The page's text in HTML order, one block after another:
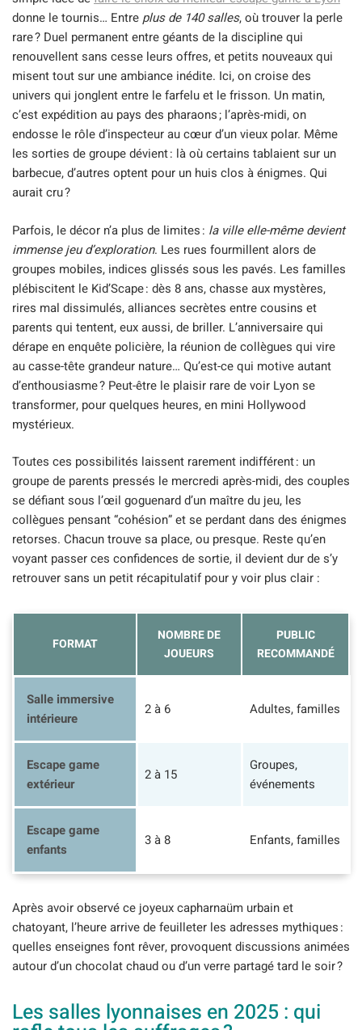
donne le tournis… Entre plus de 140 salles, où trouver la perle
rare ? Duel permanent entre géants de la discipline qui
renouvellent sans cesse leurs offres, et petits nouveaux qui
misent tout sur une ambiance inédite. Ici, on croise des
univers qui jonglent entre le farfelu et le frisson. Un matin,
c’est expédition au pays des pharaons ; l’après-midi, on
endosse le rôle d’inspecteur au cœur d’un vieux polar. Même
les sorties de groupe dévient : là où certains tablaient sur un
barbecue, d’autres optent pour un huis clos à énigmes. Qui
aurait cru ?
Parfois, le décor n’a plus de limites : la ville elle-même devient
immense jeu d’exploration. Les rues fourmillent alors de
groupes mobiles, indices glissés sous les pavés. Les familles
plébiscitent le Kid’Scape : dès 8 ans, chasse aux mystères,
rires mal dissimulés, alliances secrètes entre cousins et
parents qui tentent, eux aussi, de briller. L’anniversaire qui
dérape en enquête policière, la réunion de collègues qui vire
au casse-tête grandeur nature… Qu’est-ce qui motive autant
d’enthousiasme ? Peut-être le plaisir rare de voir Lyon se
transformer, pour quelques heures, en mini Hollywood
mystérieux.
Toutes ces possibilités laissent rarement indifférent : un
groupe de parents pressés le mercredi après-midi, des couples
se défiant sous l’œil goguenard d’un maître du jeu, les
collègues pensant “cohésion” et se perdant dans des énigmes
retorses. Chacun trouve sa place, ou presque. Reste qu’en
voyant passer ces confidences de sortie, il devient dur de s’y
retrouver sans un petit récapitulatif pour y voir plus clair :
FORMAT
NOMBRE DE
JOUEURS
PUBLIC
RECOMMANDÉ
Salle immersive
intérieure
2 à 6 Adultes, familles
Escape game
extérieur
2 à 15
Groupes,
événements
Escape game
enfants
3 à 8 Enfants, familles
Après avoir observé ce joyeux capharnaüm urbain et
chatoyant, l’heure arrive de feuilleter les adresses mythiques :
quelles enseignes font rêver, provoquent discussions animées
autour d’un chocolat chaud ou d’un verre partagé tard le soir ?
Les salles lyonnaises en 2025 : qui